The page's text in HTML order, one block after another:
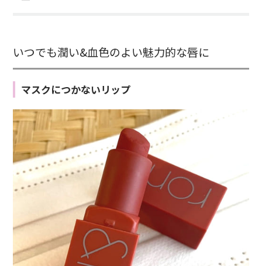
いつでも潤い&血色のよい魅力的な唇に
マスクにつかないリップ